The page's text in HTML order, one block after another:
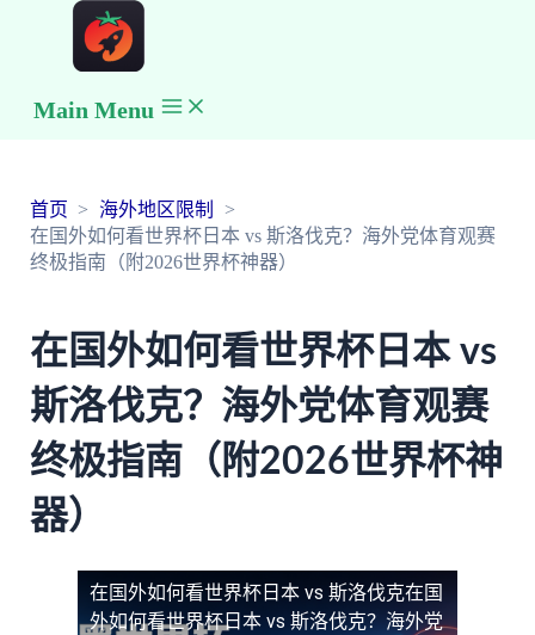
Main Menu
首页
海外地区限制
在国外如何看世界杯日本 vs 斯洛伐克？海外党体育观赛
终极指南（附2026世界杯神器）
在国外如何看世界杯日本 vs
斯洛伐克？海外党体育观赛
终极指南（附2026世界杯神
器）
在国外如何看世界杯日本 vs 斯洛伐克在国
外如何看世界杯日本 vs 斯洛伐克？海外党